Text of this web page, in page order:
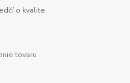
o kvalite
tovaru